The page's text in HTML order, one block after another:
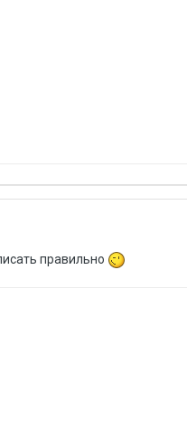
правильно